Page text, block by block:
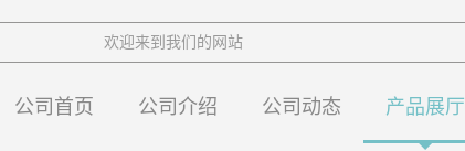
欢迎来到我们的网站
公司首页 公司介绍 公司动态 产品展厅